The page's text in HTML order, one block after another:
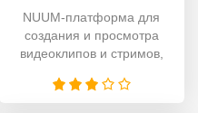
NUUM-платформа для
создания и просмотра
видеоклипов и стримов,
пользователям